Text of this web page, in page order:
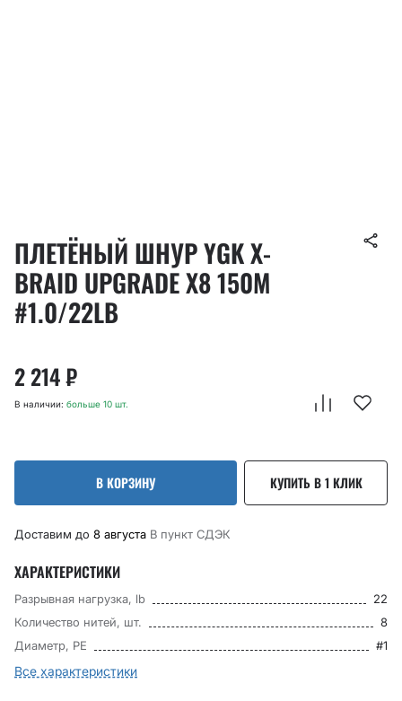
ПЛЕТЁНЫЙ ШНУР YGK X-
BRAID UPGRADE X8 150M
#1.0/22LB
2 214₽
В наличии: больше 10 шт.
В КОРЗИНУ КУПИТЬ В 1 КЛИК
Доставим до 8 августа В пункт CДЭК
ХАРАКТЕРИСТИКИ
Разрывная нагрузка, lb
22
Количество нитей, шт.
8
Диаметр, PE
#1
Все характеристики